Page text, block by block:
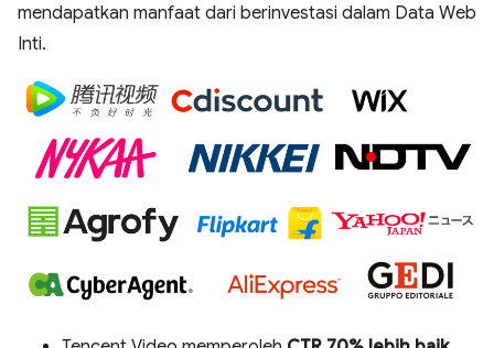
mendapatkan manfaat dari berinvestasi dalam Data Web
Inti.